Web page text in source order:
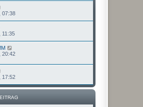
07:38
11:35
20:42
17:52